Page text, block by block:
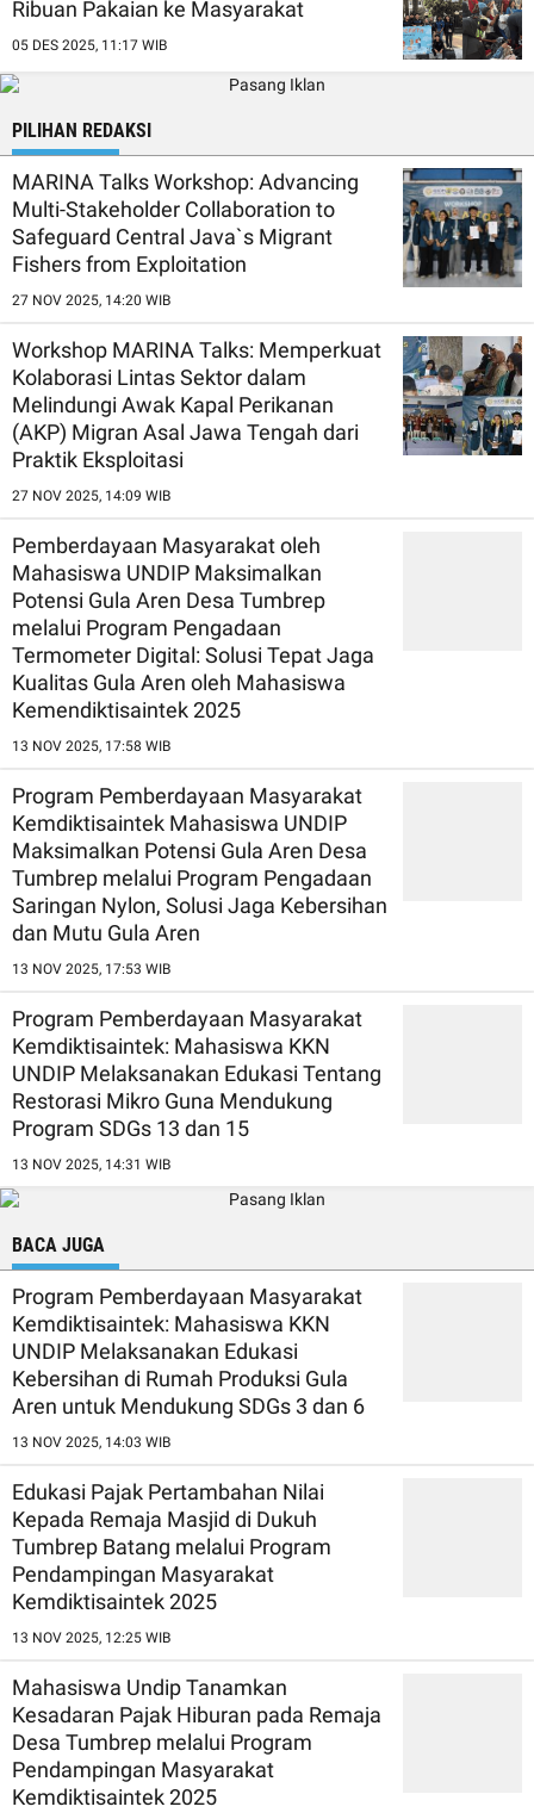
Ribuan Pakaian ke Masyarakat
05 DES 2025, 11:17 WIB
PILIHAN REDAKSI
MARINA Talks Workshop: Advancing
Multi-Stakeholder Collaboration to
Safeguard Central Java`s Migrant
Fishers from Exploitation
27 NOV 2025, 14:20 WIB
Workshop MARINA Talks: Memperkuat
Kolaborasi Lintas Sektor dalam
Melindungi Awak Kapal Perikanan
(AKP) Migran Asal Jawa Tengah dari
Praktik Eksploitasi
27 NOV 2025, 14:09 WIB
Pemberdayaan Masyarakat oleh
Mahasiswa UNDIP Maksimalkan
Potensi Gula Aren Desa Tumbrep
melalui Program Pengadaan
Termometer Digital: Solusi Tepat Jaga
Kualitas Gula Aren oleh Mahasiswa
Kemendiktisaintek 2025
13 NOV 2025, 17:58 WIB
Program Pemberdayaan Masyarakat
Kemdiktisaintek Mahasiswa UNDIP
Maksimalkan Potensi Gula Aren Desa
Tumbrep melalui Program Pengadaan
Saringan Nylon, Solusi Jaga Kebersihan
dan Mutu Gula Aren
13 NOV 2025, 17:53 WIB
Program Pemberdayaan Masyarakat
Kemdiktisaintek: Mahasiswa KKN
UNDIP Melaksanakan Edukasi Tentang
Restorasi Mikro Guna Mendukung
Program SDGs 13 dan 15
13 NOV 2025, 14:31 WIB
BACA JUGA
Program Pemberdayaan Masyarakat
Kemdiktisaintek: Mahasiswa KKN
UNDIP Melaksanakan Edukasi
Kebersihan di Rumah Produksi Gula
Aren untuk Mendukung SDGs 3 dan 6
13 NOV 2025, 14:03 WIB
Edukasi Pajak Pertambahan Nilai
Kepada Remaja Masjid di Dukuh
Tumbrep Batang melalui Program
Pendampingan Masyarakat
Kemdiktisaintek 2025
13 NOV 2025, 12:25 WIB
Mahasiswa Undip Tanamkan
Kesadaran Pajak Hiburan pada Remaja
Desa Tumbrep melalui Program
Pendampingan Masyarakat
Kemdiktisaintek 2025